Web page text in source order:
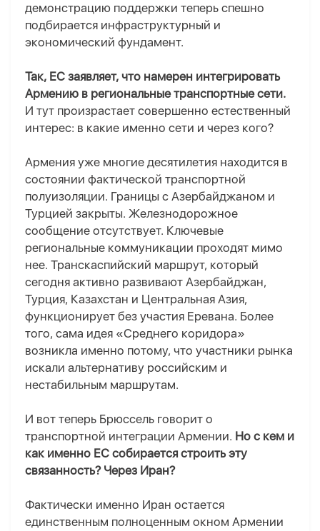
демонстрацию поддержки теперь спешно
подбирается инфраструктурный и
экономический фундамент.
Так, ЕС заявляет, что намерен интегрировать
Армению в региональные транспортные сети.
И тут произрастает совершенно естественный
интерес: в какие именно сети и через кого?
Армения уже многие десятилетия находится в
состоянии фактической транспортной
полуизоляции. Границы с Азербайджаном и
Турцией закрыты. Железнодорожное
сообщение отсутствует. Ключевые
региональные коммуникации проходят мимо
нее. Транскаспийский маршрут, который
сегодня активно развивают Азербайджан,
Турция, Казахстан и Центральная Азия,
функционирует без участия Еревана. Более
того, сама идея «Среднего коридора»
возникла именно потому, что участники рынка
искали альтернативу российским и
нестабильным маршрутам.
И вот теперь Брюссель говорит о
транспортной интеграции Армении. Но с кем и
как именно ЕС собирается строить эту
связанность? Через Иран?
Фактически именно Иран остается
единственным полноценным окном Армении